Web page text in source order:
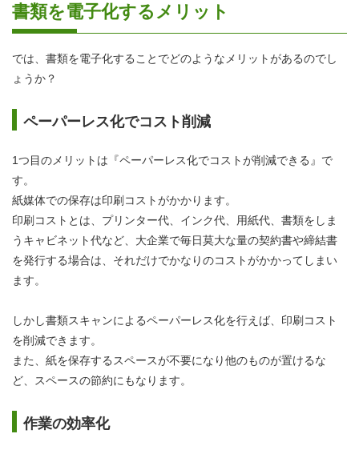
書類を電子化するメリット
では、書類を電子化することでどのようなメリットがあるのでし
ょうか？
ペーパーレス化でコスト削減
1つ目のメリットは『ペーパーレス化でコストが削減できる』で
す。
紙媒体での保存は印刷コストがかかります。
印刷コストとは、プリンター代、インク代、用紙代、書類をしま
うキャビネット代など、大企業で毎日莫大な量の契約書や締結書
を発行する場合は、それだけでかなりのコストがかかってしまい
ます。
しかし書類スキャンによるペーパーレス化を行えば、印刷コスト
を削減できます。
また、紙を保存するスペースが不要になり他のものが置けるな
ど、スペースの節約にもなります。
作業の効率化